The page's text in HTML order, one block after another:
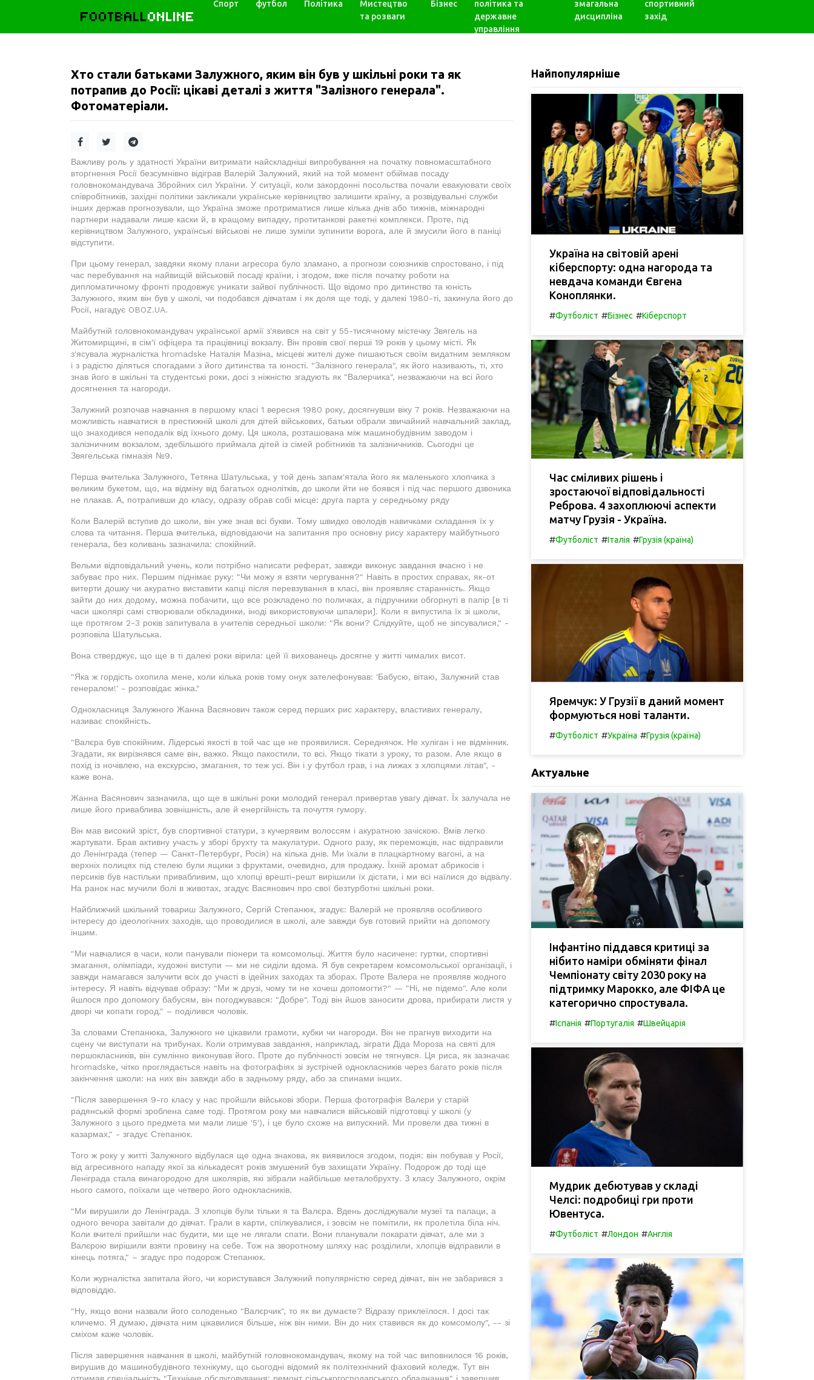
FOOTBALLONLINE
Спорт футбол Політика
Мистецтво
та розваги
Бізнес
політика та
державне
управління
змагальна
дисципліна
спортивний
захід
Хто стали батьками Залужного, яким він був у шкільні роки та як
потрапив до Росії: цікаві деталі з життя "Залізного генерала".
Фотоматеріали.
Важливу роль у здатності України витримати найскладніші випробування на початку повномасштабного
вторгнення Росії безсумнівно відіграв Валерій Залужний, який на той момент обіймав посаду
головнокомандувача Збройних сил України. У ситуації, коли закордонні посольства почали евакуювати своїх
співробітників, західні політики закликали українське керівництво залишити країну, а розвідувальні служби
інших держав прогнозували, що Україна зможе протриматися лише кілька днів або тижнів, міжнародні
партнери надавали лише каски й, в кращому випадку, протитанкові ракетні комплекси. Проте, під
керівництвом Залужного, українські військові не лише зуміли зупинити ворога, але й змусили його в паніці
відступити.
При цьому генерал, завдяки якому плани агресора було зламано, а прогнози союзників спростовано, і під
час перебування на найвищій військовій посаді країни, і згодом, вже після початку роботи на
дипломатичному фронті продовжує уникати зайвої публічності. Що відомо про дитинство та юність
Залужного, яким він був у школі, чи подобався дівчатам і як доля ще тоді, у далекі 1980-ті, закинула його до
Росії, нагадує OBOZ.UA.
Майбутній головнокомандувач української армії з'явився на світ у 55-тисячному містечку Звягель на
Житомирщині, в сім'ї офіцера та працівниці вокзалу. Він провів свої перші 19 років у цьому місті. Як
з'ясувала журналістка hromadske Наталія Мазіна, місцеві жителі дуже пишаються своїм видатним земляком
і з радістю діляться спогадами з його дитинства та юності. "Залізного генерала", як його називають, ті, хто
знав його в шкільні та студентські роки, досі з ніжністю згадують як "Валерчика", незважаючи на всі його
досягнення та нагороди.
Залужний розпочав навчання в першому класі 1 вересня 1980 року, досягнувши віку 7 років. Незважаючи на
можливість навчатися в престижній школі для дітей військових, батьки обрали звичайний навчальний заклад,
що знаходився неподалік від їхнього дому. Ця школа, розташована між машинобудівним заводом і
залізничним вокзалом, здебільшого приймала дітей із сімей робітників та залізничників. Сьогодні це
Звягельська гімназія №9.
Перша вчителька Залужного, Тетяна Шатульська, у той день запам'ятала його як маленького хлопчика з
великим букетом, що, на відміну від багатьох однолітків, до школи йти не боявся і під час першого дзвоника
не плакав. А, потрапивши до класу, одразу обрав собі місце: друга парта у середньому ряду
Коли Валерій вступив до школи, він уже знав всі букви. Тому швидко оволодів навичками складання їх у
слова та читання. Перша вчителька, відповідаючи на запитання про основну рису характеру майбутнього
генерала, без коливань зазначила: спокійний.
Вельми відповідальний учень, коли потрібно написати реферат, завжди виконує завдання вчасно і не
забуває про них. Першим піднімає руку: "Чи можу я взяти чергування?" Навіть в простих справах, як-от
витерти дошку чи акуратно виставити капці після перевзування в класі, він проявляє старанність. Якщо
зайти до них додому, можна побачити, що все розкладено по поличках, а підручники обгорнуті в папір [в ті
часи школярі самі створювали обкладинки, іноді використовуючи шпалери]. Коли я випустила їх зі школи,
ще протягом 2-3 років запитувала в учителів середньої школи: "Як вони? Слідкуйте, щоб не зіпсувалися," -
розповіла Шатульська.
Вона стверджує, що ще в ті далекі роки вірила: цей її вихованець досягне у житті чималих висот.
"Яка ж гордість охопила мене, коли кілька років тому онук зателефонував: 'Бабусю, вітаю, Залужний став
генералом!' - розповідає жінка."
Однокласниця Залужного Жанна Васянович також серед перших рис характеру, властивих генералу,
називає спокійність.
"Валєра був спокійним. Лідерські якості в той час ще не проявилися. Середнячок. Не хуліган і не відмінник.
Згадати, як вирізнявся саме він, важко. Якщо пакостили, то всі. Якщо тікати з уроку, то разом. Але якщо в
похід із ночівлею, на екскурсію, змагання, то теж усі. Він і у футбол грав, і на лижах з хлопцями літав", -
каже вона.
Жанна Васянович зазначила, що ще в шкільні роки молодий генерал привертав увагу дівчат. Їх залучала не
лише його приваблива зовнішність, але й енергійність та почуття гумору.
Він мав високий зріст, був спортивної статури, з кучерявим волоссям і акуратною зачіскою. Вмів легко
жартувати. Брав активну участь у зборі брухту та макулатури. Одного разу, як переможців, нас відправили
до Ленінграда (тепер — Санкт-Петербург, Росія) на кілька днів. Ми їхали в плацкартному вагоні, а на
верхніх полицях під стелею були ящики з фруктами, очевидно, для продажу. Їхній аромат абрикосів і
персиків був настільки привабливим, що хлопці врешті-решт вирішили їх дістати, і ми всі наїлися до відвалу.
На ранок нас мучили болі в животах, згадує Васянович про свої безтурботні шкільні роки.
Найближчий шкільний товариш Залужного, Сергій Степанюк, згадує: Валерій не проявляв особливого
інтересу до ідеологічних заходів, що проводилися в школі, але завжди був готовий прийти на допомогу
іншим.
"Ми навчалися в часи, коли панували піонери та комсомольці. Життя було насичене: гуртки, спортивні
змагання, олімпіади, художні виступи — ми не сиділи вдома. Я був секретарем комсомольської організації, і
завжди намагався залучити всіх до участі в ідейних заходах та зборах. Проте Валера не проявляв жодного
інтересу. Я навіть відчував образу: "Ми ж друзі, чому ти не хочеш допомогти?" — "Ні, не підемо". Але коли
йшлося про допомогу бабусям, він погоджувався: "Добре". Тоді він йшов заносити дрова, прибирати листя у
дворі чи копати город." – поділився чоловік.
За словами Степанюка, Залужного не цікавили грамоти, кубки чи нагороди. Він не прагнув виходити на
сцену чи виступати на трибунах. Коли отримував завдання, наприклад, зіграти Діда Мороза на святі для
першокласників, він сумлінно виконував його. Проте до публічності зовсім не тягнувся. Ця риса, як зазначає
hromadske, чітко проглядається навіть на фотографіях зі зустрічей однокласників через багато років після
закінчення школи: на них він завжди або в задньому ряду, або за спинами інших.
"Після завершення 9-го класу у нас пройшли військові збори. Перша фотографія Валєри у старій
радянській формі зроблена саме тоді. Протягом року ми навчалися військовій підготовці у школі (у
Залужного з цього предмета ми мали лише '5'), і це було схоже на випускний. Ми провели два тижні в
казармах," - згадує Степанюк.
Того ж року у житті Залужного відбулася ще одна знакова, як виявилося згодом, подія: він побував у Росії,
від агресивного нападу якої за кількадесят років змушений був захищати Україну. Подорож до тоді ще
Леніграда стала винагородою для школярів, які зібрали найбільше металобрухту. З класу Залужного, окрім
нього самого, поїхали ще четверо його однокласників.
"Ми вирушили до Ленінграда. З хлопців були тільки я та Валєра. Вдень досліджували музеї та палаци, а
одного вечора завітали до дівчат. Грали в карти, спілкувалися, і зовсім не помітили, як пролетіла біла ніч.
Коли вчителі прийшли нас будити, ми ще не лягали спати. Вони планували покарати дівчат, але ми з
Валєрою вирішили взяти провину на себе. Тож на зворотному шляху нас розділили, хлопців відправили в
кінець потяга," – згадує про подорож Степанюк.
Коли журналістка запитала його, чи користувався Залужний популярністю серед дівчат, він не забарився з
відповіддю.
"Ну, якщо вони назвали його солоденько "Валєрчик", то як ви думаєте? Відразу приклеїлося. І досі так
кличемо. Я думаю, дівчата ним цікавилися більше, ніж він ними. Він до них ставився як до комсомолу", -- зі
сміхом каже чоловік.
Після завершення навчання в школі, майбутній головнокомандувач, якому на той час виповнилося 16 років,
вирушив до машинобудівного технікуму, що сьогодні відомий як політехнічний фаховий коледж. Тут він
Найпопулярніше
Україна на світовій арені
кіберспорту: одна нагорода та
невдача команди Євгена
Коноплянки.
#Футболіст #Бізнес #Кіберспорт
Час сміливих рішень і
зростаючої відповідальності
Реброва. 4 захоплюючі аспекти
матчу Грузія - Україна.
#Футболіст #Італія #Грузія (країна)
Яремчук: У Грузії в даний момент
формуються нові таланти.
#Футболіст #Україна #Грузія (країна)
Актуальне
Інфантіно піддався критиці за
нібито наміри обміняти фінал
Чемпіонату світу 2030 року на
підтримку Марокко, але ФІФА це
категорично спростувала.
#Іспанія #Португалія #Швейцарія
Мудрик дебютував у складі
Челсі: подробиці гри проти
Ювентуса.
#Футболіст #Лондон #Англія